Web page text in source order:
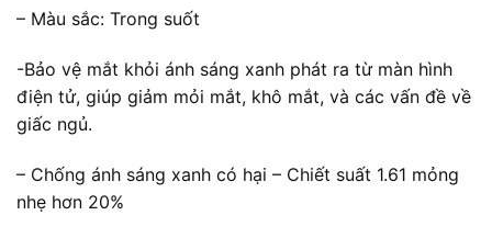
– Màu sắc: Trong suốt
-Bảo vệ mắt khỏi ánh sáng xanh phát ra từ màn hình
điện tử, giúp giảm mỏi mắt, khô mắt, và các vấn đề về
giấc ngủ.
– Chống ánh sáng xanh có hại – Chiết suất 1.61 mỏng
nhẹ hơn 20%